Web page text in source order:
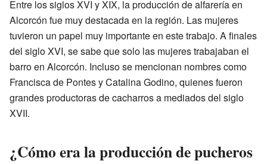
Entre los siglos XVI y XIX, la producción de alfarería en
Alcorcón fue muy destacada en la región. Las mujeres
tuvieron un papel muy importante en este trabajo. A finales
del siglo XVI, se sabe que solo las mujeres trabajaban el
barro en Alcorcón. Incluso se mencionan nombres como
Francisca de Pontes y Catalina Godino, quienes fueron
grandes productoras de cacharros a mediados del siglo
XVII.
¿Cómo era la producción de pucheros